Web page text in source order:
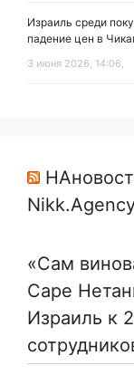
Израиль среди
падение цен в
3 июня 2026, 14:06,
«Сам
Саре
Израиль к